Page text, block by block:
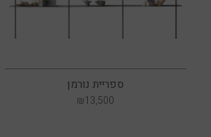
ספריית נורמן
₪13,500